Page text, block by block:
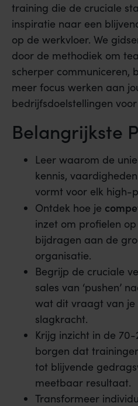
training die de cruciale
inspiratie naar een
op de werkvloer. We
door de methodiek om
scherper communiceren,
meer focus werken aan
bedrijfsdoelstellingen
Belangrijkste
Leer waarom de
kennis,
vormt voor elk high-
Ontdek hoe je
inzet om profielen
bijdragen aan de
organisatie.
Begrijp de cruciale
sales van ‘pushen’
wat dit vraagt van je
slagkracht.
Krijg inzicht in de
borgen dat
tot blijvende
meetbaar resultaat.
Transformeer